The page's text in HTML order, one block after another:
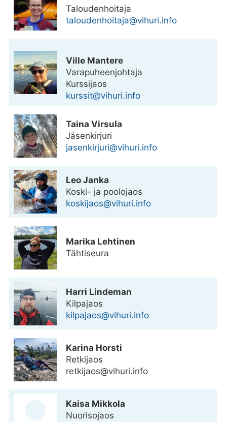
Talouden­­hoitaja
taloudenhoitaja@vihuri.info
Ville Mantere
Varapuheenjohtaja
Kurssijaos
kurssit@vihuri.info
Taina Virsula
Jäsenkirjuri
jasenkirjuri@vihuri.info
Leo Janka
Koski- ja poolojaos
koskijaos@vihuri.info
Marika Lehtinen
Tähtiseura
Harri Lindeman
Kilpajaos
kilpajaos@vihuri.info
Karina Horsti
Retkijaos
retkijaos@vihuri.info
Kaisa Mikkola
Nuorisojaos